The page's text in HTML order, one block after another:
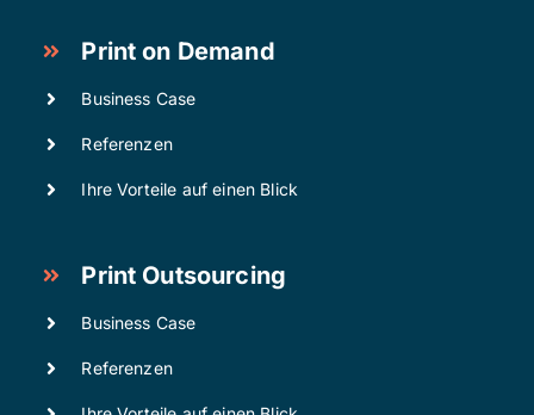
Print on Demand
Business Case
Referenzen
Ihre Vorteile auf einen Blick
Print Outsourcing
Business Case
Referenzen